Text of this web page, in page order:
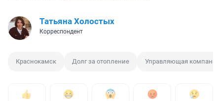
Татьяна Холостых
Корреспондент
Краснокамск Долг за отопление Управляющая компания